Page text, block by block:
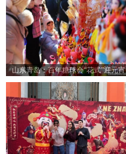
山东青岛：百年糖球会“花式”迎元宵